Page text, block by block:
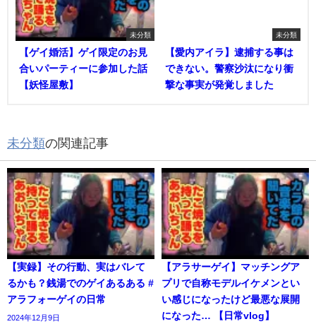
未分類
【ゲイ婚活】ゲイ限定のお見
合いパーティーに参加した話
【妖怪屋敷】
未分類
【愛内アイラ】逮捕する事は
できない。警察沙汰になり衝
撃な事実が発覚しました
未分類の関連記事
【実録】その行動、実はバレて
るかも？銭湯でのゲイあるある #
アラフォーゲイの日常
2024年12月9日
【アラサーゲイ】マッチングア
プリで自称モデルイケメンとい
い感じになったけど最悪な展開
になった… 【日常vlog】